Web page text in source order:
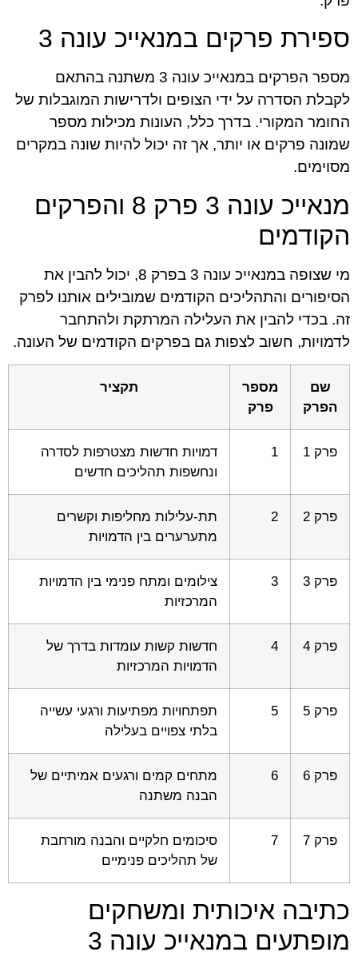
ספירת פרקים במנאייכ עונה 3
מספר הפרקים במנאייכ עונה 3 משתנה בהתאם
לקבלת הסדרה על ידי הצופים ולדרישות המוגבלות של
החומר המקורי. בדרך כלל, העונות מכילות מספר
שמונה פרקים או יותר, אך זה יכול להיות שונה במקרים
מסוימים.
מנאייכ עונה 3 פרק 8 והפרקים
הקודמים
מי שצופה במנאייכ עונה 3 בפרק 8, יכול להבין את
הסיפורים והתהליכים הקודמים שמובילים אותנו לפרק
זה. בכדי להבין את העלילה המרתקת ולהתחבר
לדמויות, חשוב לצפות גם בפרקים הקודמים של העונה.
שם
הפרק
מספר
פרק
תקציר
פרק 1 1
דמויות חדשות מצטרפות לסדרה
ונחשפות תהליכים חדשים
פרק 2 2
תת-עלילות מחליפות וקשרים
מתערערים בין הדמויות
פרק 3 3
צילומים ומתח פנימי בין הדמויות
המרכזיות
פרק 4 4
חדשות קשות עומדות בדרך של
הדמויות המרכזיות
פרק 5 5
תפתחויות מפתיעות ורגעי עשייה
בלתי צפויים בעלילה
פרק 6 6
מתחים קמים ורגעים אמיתיים של
הבנה משתנה
פרק 7 7
סיכומים חלקיים והבנה מורחבת
של תהליכים פנימיים
כתיבה איכותית ומשחקים
מופתעים במנאייכ עונה 3